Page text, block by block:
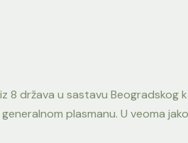
8 država u sastavu Beogradskog
plasmanu. U veoma